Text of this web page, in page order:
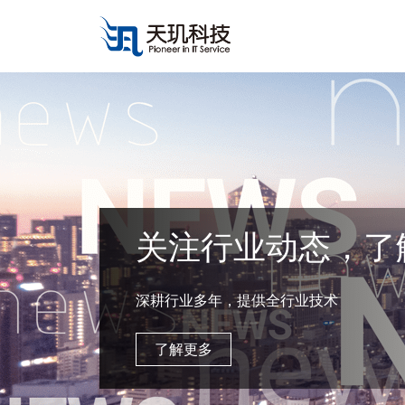
关注行业动态，
深耕行业多年，提供全行业技术
了解更多